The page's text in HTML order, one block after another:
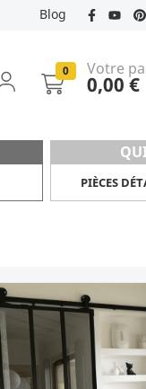
Blog
0 Votre
0,00 €
PIÈCES